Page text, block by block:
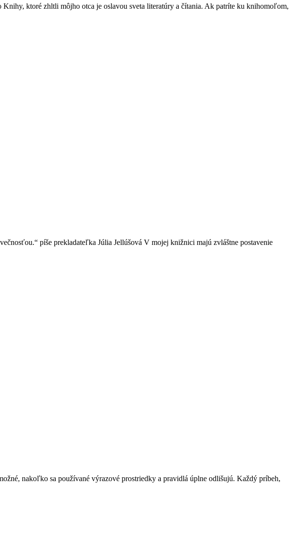
ktoré zhltli môjho otca je oslavou sveta literatúry a čítania. Ak patríte ku knihomoľom,
píše prekladateľka Júlia Jellúšová V mojej knižnici majú zvláštne postavenie
nakoľko sa používané výrazové prostriedky a pravidlá úplne odlišujú. Každý príbeh,